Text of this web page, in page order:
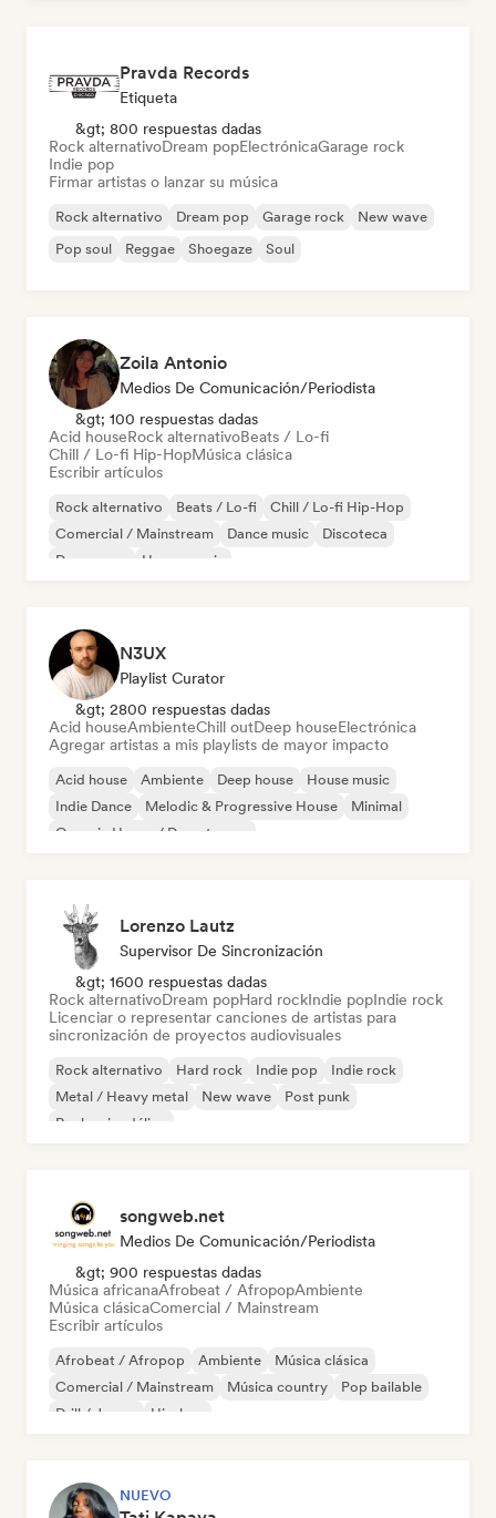
Pravda Records
Etiqueta
&gt; 800 respuestas dadas
Rock alternativoDream popElectrónicaGarage rock
Indie pop
Firmar artistas o lanzar su música
Rock alternativo Dream pop Garage rock
New wave
Pop soul
Reggae Shoegaze Soul
Zoila Antonio
Medios De Comunicación/Periodista
&gt; 100 respuestas dadas
Acid houseRock alternativoBeats / Lo-fi
Chill / Lo-fi Hip-HopMúsica clásica
Escribir artículos
Rock alternativo Beats / Lo-fi
Chill / Lo-fi Hip-Hop
Comercial / Mainstream
Dance music
Discoteca
Dream pop
House music
N3UX
Playlist Curator
&gt; 2800 respuestas dadas
Acid houseAmbienteChill outDeep houseElectrónica
Agregar artistas a mis playlists de mayor impacto
Acid house Ambiente Deep house
House music
Indie Dance
Melodic & Progressive House
Minimal
Organic House / Downtempo
Lorenzo Lautz
Supervisor De Sincronización
&gt; 1600 respuestas dadas
Rock alternativoDream popHard rockIndie popIndie rock
Licenciar o representar canciones de artistas para
sincronización de proyectos audiovisuales
Rock alternativo Hard rock Indie pop
Indie rock
Metal / Heavy metal
New wave
Post punk
Rock psicodélico
songweb.net
Medios De Comunicación/Periodista
&gt; 900 respuestas dadas
Música africanaAfrobeat / AfropopAmbiente
Música clásicaComercial / Mainstream
Escribir artículos
Afrobeat / Afropop Ambiente
Música clásica
Comercial / Mainstream
Música country
Pop bailable
Drill / Jersey
Hip-hop
NUEVO